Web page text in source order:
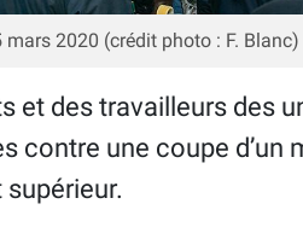
2020 (crédit photo : F. Blanc)
et des travailleurs des
contre une coupe d’un
supérieur.